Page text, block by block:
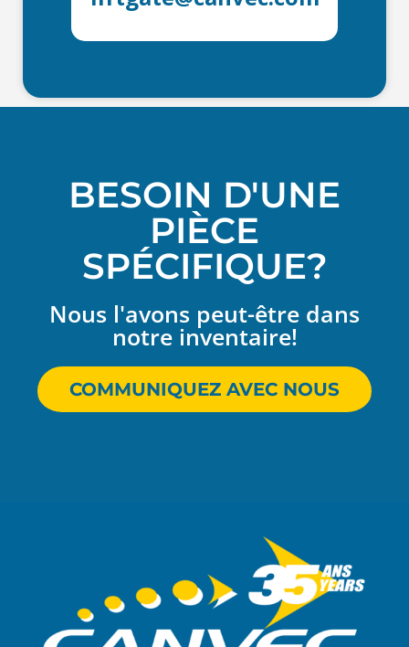
BESOIN D'UNE
PIÈCE
SPÉCIFIQUE?
Nous l'avons peut-être dans
notre inventaire!
COMMUNIQUEZ AVEC NOUS